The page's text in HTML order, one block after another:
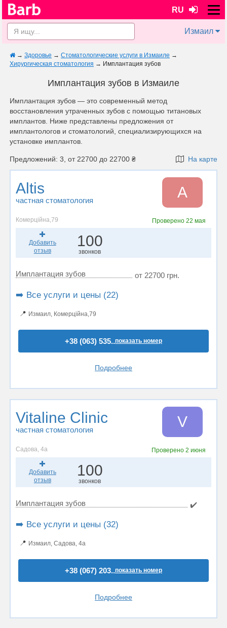
RU
Измаил
→ Здоровье → Стоматологические услуги в Измаиле →
Хирургическая стоматология → Имплантация зубов
Имплантация зубов в Измаиле
Имплантация зубов — это современный метод
восстановления утраченных зубов с помощью титановых
имплантов. Ниже представлены предложения от
имплантологов и стоматологий, специализирующихся на
установке имплантов.
Предложений: 3, от 22700 до 22700 ₴ На карте
Altis
частная стоматология A
Комерційна,79 Проверено 22 мая
Добавить
отзыв
100
звонков
Имплантация зубов от 22700 грн.
➡️ Все услуги и цены (22)
📍 Измаил, Комерційна,79
+38 (063) 535..показать номер
Подробнее
Vitaline Clinic
частная стоматология V
Садова, 4а Проверено2 июня
Добавить
отзыв
100
звонков
Имплантация зубов ✔️
➡️ Все услуги и цены (32)
📍 Измаил, Садова, 4а
+38 (067) 203..показать номер
Подробнее